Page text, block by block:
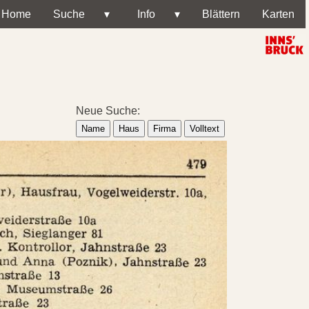
Home Suche ▾ Info ▾ Blättern Karten
Neue Suche:
Name Haus Firma Volltext